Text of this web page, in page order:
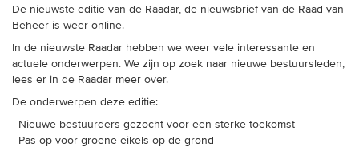
Fokken met je hond
De nieuwste editie van de Raadar, de nieuwsbrief van de Raad van
Beheer is weer online.
In de nieuwste Raadar hebben we weer vele interessante en
actuele onderwerpen. We zijn op zoek naar nieuwe bestuursleden,
lees er in de Raadar meer over.
De onderwerpen deze editie:
- Nieuwe bestuurders gezocht voor een sterke toekomst
- Pas op voor groene eikels op de grond